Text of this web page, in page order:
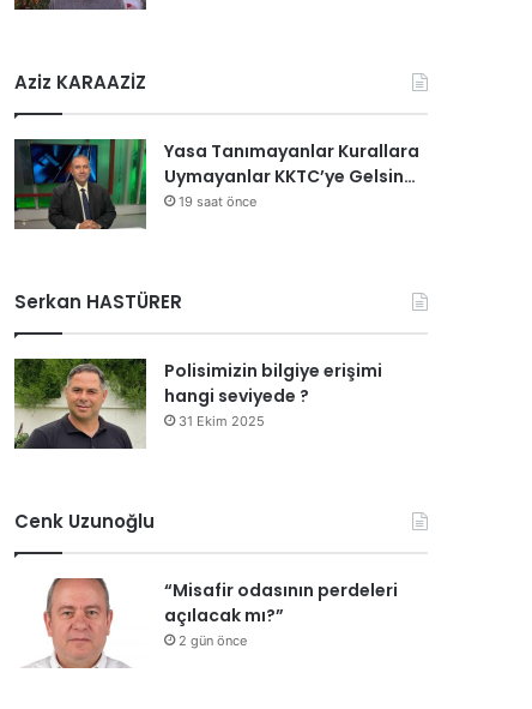
Aziz KARAAZİZ
Yasa Tanımayanlar Kurallara
Uymayanlar KKTC’ye Gelsin…
19 saat önce
Serkan HASTÜRER
Polisimizin bilgiye erişimi
hangi seviyede ?
31 Ekim 2025
Cenk Uzunoğlu
“Misafir odasının perdeleri
açılacak mı?”
2 gün önce